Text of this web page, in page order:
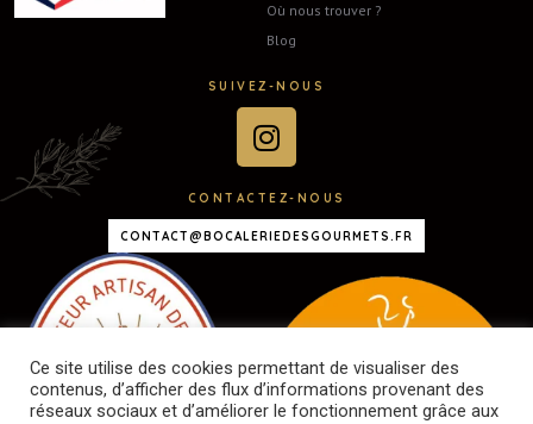
Où nous trouver ?
Blog
SUIVEZ-NOUS
CONTACTEZ-NOUS
CONTACT@BOCALERIEDESGOURMETS.FR
Ce site utilise des cookies permettant de visualiser des
contenus, d’afficher des flux d’informations provenant des
réseaux sociaux et d’améliorer le fonctionnement grâce aux